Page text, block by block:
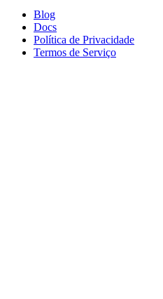
Blog
Docs
Política de Privacidade
Termos de Serviço